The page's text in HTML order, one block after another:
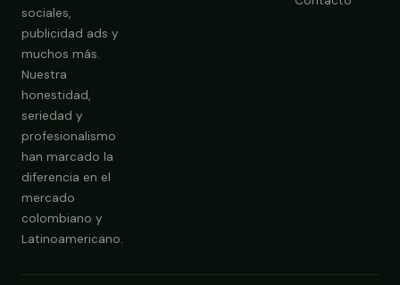
sociales,
publicidad ads y
muchos más.
Nuestra
honestidad,
seriedad y
profesionalismo
han marcado la
diferencia en el
mercado
colombiano y
Latinoamericano.